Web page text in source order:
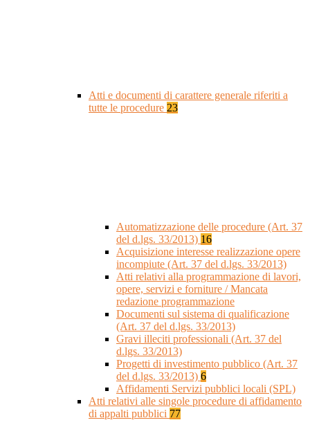
Atti e documenti di carattere generale riferiti a
tutte le procedure 23
Automatizzazione delle procedure (Art. 37
del d.lgs. 33/2013) 16
Acquisizione interesse realizzazione opere
incompiute (Art. 37 del d.lgs. 33/2013)
Atti relativi alla programmazione di lavori,
opere, servizi e forniture / Mancata
redazione programmazione
Documenti sul sistema di qualificazione
(Art. 37 del d.lgs. 33/2013)
Gravi illeciti professionali (Art. 37 del
d.lgs. 33/2013)
Progetti di investimento pubblico (Art. 37
del d.lgs. 33/2013) 6
Affidamenti Servizi pubblici locali (SPL)
Atti relativi alle singole procedure di affidamento
di appalti pubblici 77